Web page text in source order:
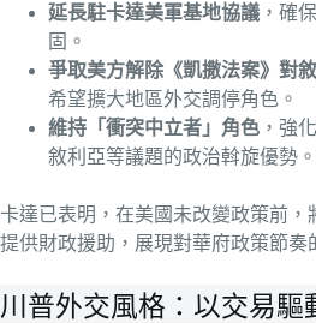
延長駐卡達美軍基地協議 ，確
固。
爭取美方解除《凱撒法案》對
希望擴大地區外交調停角色。
維持「衝突中立者」角色 ，強
敘利亞等議題的政治斡旋優勢。
卡達已表明，在美國未改變政策前，
提供財政援助，展現對華府政策節奏
川普外交風格：以交易驅